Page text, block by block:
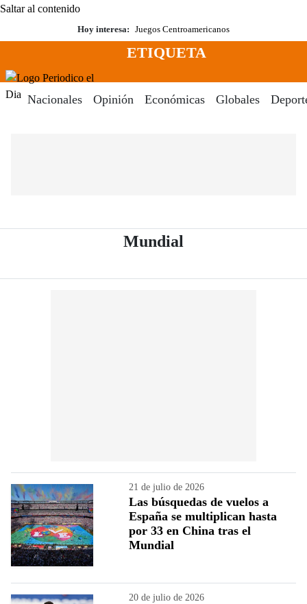
Saltar al contenido
Hoy interesa: Juegos Centroamericanos
Menú
ETIQUETA
Nacionales Opinión Económicas Globales
Mundial
21 de julio de 2026
Las búsquedas de vuelos a
España se multiplican hasta
por 33 en China tras el
Mundial
20 de julio de 2026